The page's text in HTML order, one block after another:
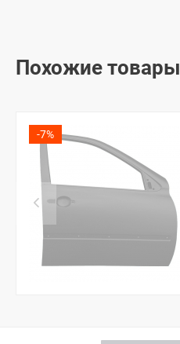
Похожие товары
-7%